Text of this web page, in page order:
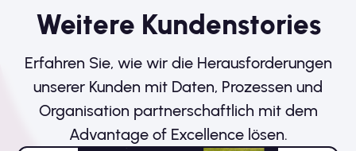
Weitere Kundenstories
Erfahren Sie, wie wir die Herausforderungen
unserer Kunden mit Daten, Prozessen und
Organisation partnerschaftlich mit dem
Advantage of Excellence lösen.